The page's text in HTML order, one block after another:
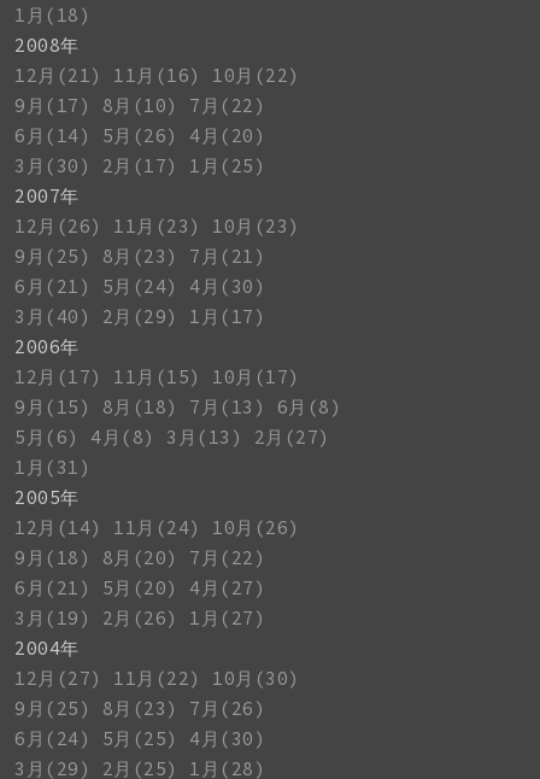
1月(18)
2008年
12月(21)
11月(16)
10月(22)
9月(17)
8月(10)
7月(22)
6月(14)
5月(26)
4月(20)
3月(30)
2月(17)
1月(25)
2007年
12月(26)
11月(23)
10月(23)
9月(25)
8月(23)
7月(21)
6月(21)
5月(24)
4月(30)
3月(40)
2月(29)
1月(17)
2006年
12月(17)
11月(15)
10月(17)
9月(15)
8月(18) 7月(13)
6月(8)
5月(6)
4月(8) 3月(13)
2月(27)
1月(31)
2005年
12月(14)
11月(24)
10月(26)
9月(18)
8月(20)
7月(22)
6月(21)
5月(20)
4月(27)
3月(19)
2月(26)
1月(27)
2004年
12月(27)
11月(22)
10月(30)
9月(25)
8月(23)
7月(26)
6月(24)
5月(25)
4月(30)
3月(29)
2月(25) 1月(28)